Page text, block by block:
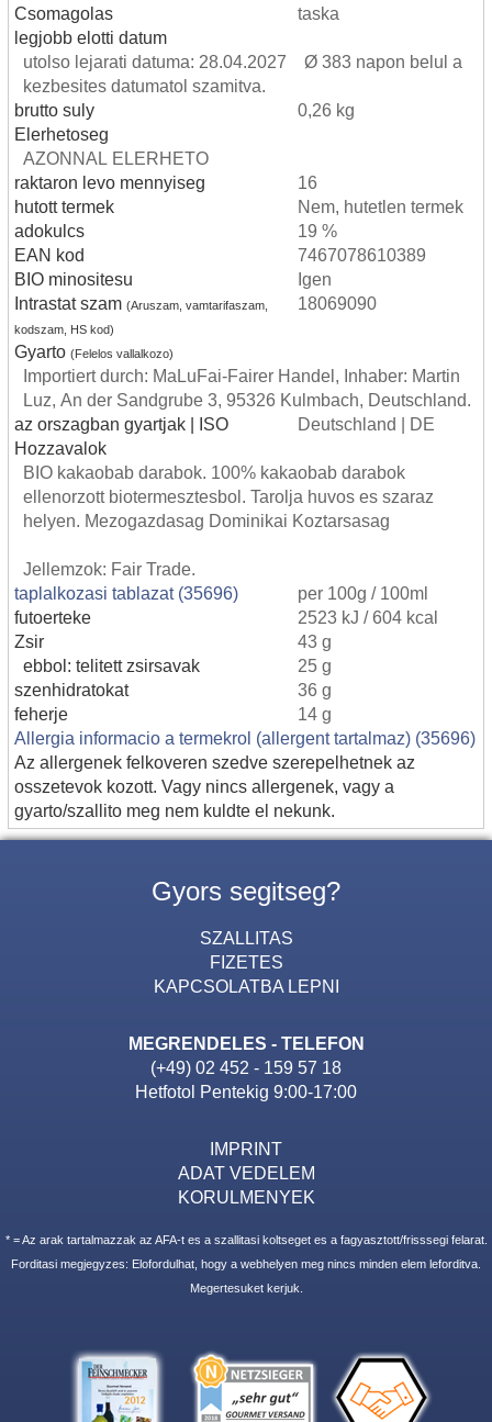
Csomagolas
taska
legjobb elotti datum
utolso lejarati datuma: 28.04.2027 Ø 383 napon belul a
kezbesites datumatol szamitva.
brutto suly
0,26 kg
Elerhetoseg
AZONNAL ELERHETO
raktaron levo mennyiseg
16
hutott termek
Nem, hutetlen termek
adokulcs
19 %
EAN kod
7467078610389
BIO minositesu
Igen
Intrastat szam (Aruszam, vamtarifaszam,
kodszam, HS kod)
18069090
Gyarto (Felelos vallalkozo)
Importiert durch: MaLuFai-Fairer Handel, Inhaber: Martin
Luz, An der Sandgrube 3, 95326 Kulmbach, Deutschland.
az orszagban gyartjak | ISO
Deutschland | DE
Hozzavalok
BIO kakaobab darabok. 100% kakaobab darabok
ellenorzott biotermesztesbol. Tarolja huvos es szaraz
helyen. Mezogazdasag Dominikai Koztarsasag
Jellemzok: Fair Trade.
taplalkozasi tablazat (35696)
per 100g / 100ml
futoerteke
2523 kJ / 604 kcal
Zsir
43 g
ebbol: telitett zsirsavak
25 g
szenhidratokat
36 g
feherje
14 g
Allergia informacio a termekrol (allergent tartalmaz) (35696)
Az allergenek felkoveren szedve szerepelhetnek az
osszetevok kozott. Vagy nincs allergenek, vagy a
gyarto/szallito meg nem kuldte el nekunk.
Gyors segitseg?
SZALLITAS
FIZETES
KAPCSOLATBA LEPNI
MEGRENDELES - TELEFON
(+49) 02 452 - 159 57 18
Hetfotol Pentekig 9:00-17:00
IMPRINT
ADAT VEDELEM
KORULMENYEK
* = Az arak tartalmazzak az AFA-t es a szallitasi koltseget es a fagyasztott/frisssegi felarat.
Forditasi megjegyzes: Elofordulhat, hogy a webhelyen meg nincs minden elem leforditva.
Megertesuket kerjuk.